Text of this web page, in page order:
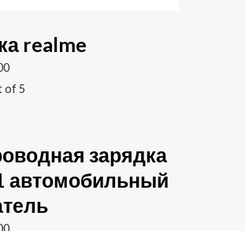
realme
of 5
зарядка
автомобильный